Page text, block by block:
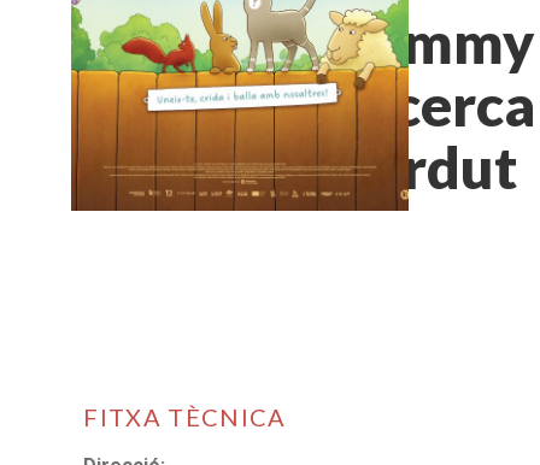
perdut
FITXA TÈCNICA